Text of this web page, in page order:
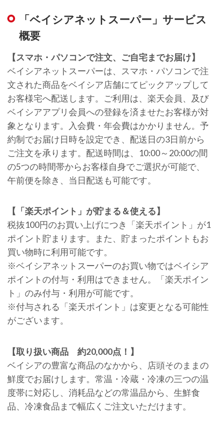
「ベイシアネットスーパー」サービス
概要
【スマホ・パソコンで注文、ご自宅までお届け】
ベイシアネットスーパーは、スマホ・パソコンで注
文された商品をベイシア店舗にてピックアップして
お客様宅へ配送します。ご利用は、楽天会員、及び
ベイシアアプリ会員への登録を済ませたお客様が対
象となります。入会費・年会費はかかりません。予
約制でお届け日時を設定でき、配送日の3日前から
ご注文を承ります。配送時間は、10:00～20:00の間
の5つの時間帯からお客様自身でご選択が可能で、
午前便を除き、当日配送も可能です。
【「楽天ポイント」が貯まる＆使える】
税抜100円のお買い上げにつき「楽天ポイント」が1
ポイント貯まります。また、貯まったポイントもお
買い物時に利用可能です。
※ベイシアネットスーパーのお買い物ではベイシア
ポイントの付与・利用はできません。「楽天ポイン
ト」のみ付与・利用が可能です。
※付与される「楽天ポイント」は変更となる可能性
がございます。
【取り扱い商品 約20,000点！】
ベイシアの豊富な商品のなかから、店頭そのままの
鮮度でお届けします。常温・冷蔵・冷凍の三つの温
度帯に対応し、消耗品などの常温品から、生鮮食
品、冷凍食品まで幅広くご注文いただけます。